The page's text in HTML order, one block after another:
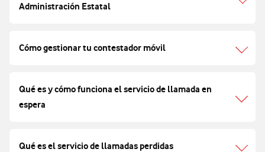
Administración Estatal
Cómo gestionar tu contestador móvil
Qué es y cómo funciona el servicio de llamada en
espera
Qué es el servicio de llamadas perdidas